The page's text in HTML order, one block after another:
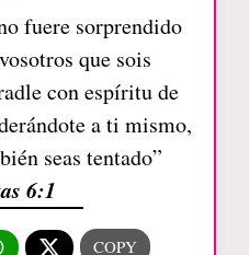
fuere sorprendido
que sois
con espíritu de
a ti mismo,
seas tentado”
6:1